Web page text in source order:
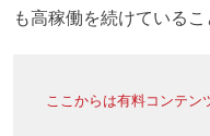
も高稼働を続けている
ここからは有料コンテン